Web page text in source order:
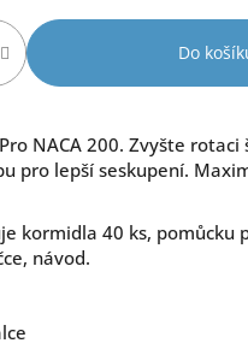
Do
NACA 200. Zvyšte rotaci
pro lepší seskupení.
kormidla 40 ks, pomůcku
návod.